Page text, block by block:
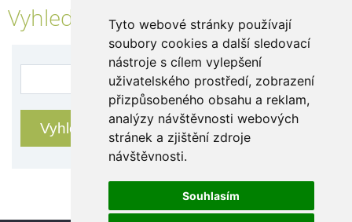
Tyto webové stránky používají
soubory cookies a další sledovací
nástroje s cílem vylepšení
uživatelského prostředí, zobrazení
přizpůsobeného obsahu a reklam,
analýzy návštěvnosti webových
stránek a zjištění zdroje
návštěvnosti.
Souhlasím
Vyhledávání